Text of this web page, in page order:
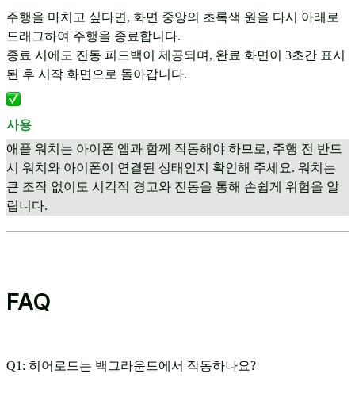
주행을 마치고 싶다면, 화면 중앙의 초록색 원을 다시 아래로
드래그하여 주행을 종료합니다.
종료 시에도 진동 피드백이 제공되며, 완료 화면이 3초간 표시
된 후 시작 화면으로 돌아갑니다.
사용
애플 워치는 아이폰 앱과 함께 작동해야 하므로, 주행 전 반드
시 워치와 아이폰이 연결된 상태인지 확인해 주세요. 워치는
큰 조작 없이도 시각적 경고와 진동을 통해 손쉽게 위험을 알
립니다.
FAQ
Q1: 히어로드는 백그라운드에서 작동하나요?